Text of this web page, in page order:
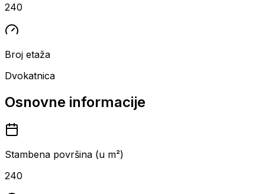
240
Broj etaža
Dvokatnica
Osnovne informacije
Stambena površina (u m²)
240